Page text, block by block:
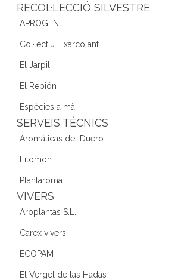
RECOL·LECCIÓ SILVESTRE
APROGEN
Col·lectiu Eixarcolant
El Jarpil
El Repión
Espècies a mà
SERVEIS TÈCNICS
Aromáticas del Duero
Fitomon
Plantaroma
VIVERS
Aroplantas S.L.
Carex vivers
ECOPAM
El Vergel de las Hadas